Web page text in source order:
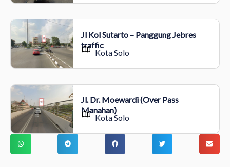
Jl Kol Sutarto – Panggung Jebres
traffic
Kota Solo
Jl. Dr. Moewardi (Over Pass
Manahan)
Kota Solo